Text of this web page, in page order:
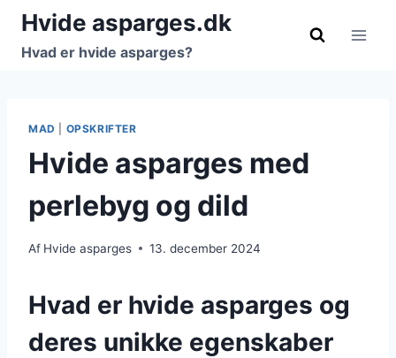
Fortsæt
indhold
Hvide asparges.dk
Hvad er hvide asparges?
MAD OPSKRIFTER
Hvide asparges med
perlebyg og dild
Af Hvide asparges 13. december 2024
Hvad er hvide asparges og
deres unikke egenskaber